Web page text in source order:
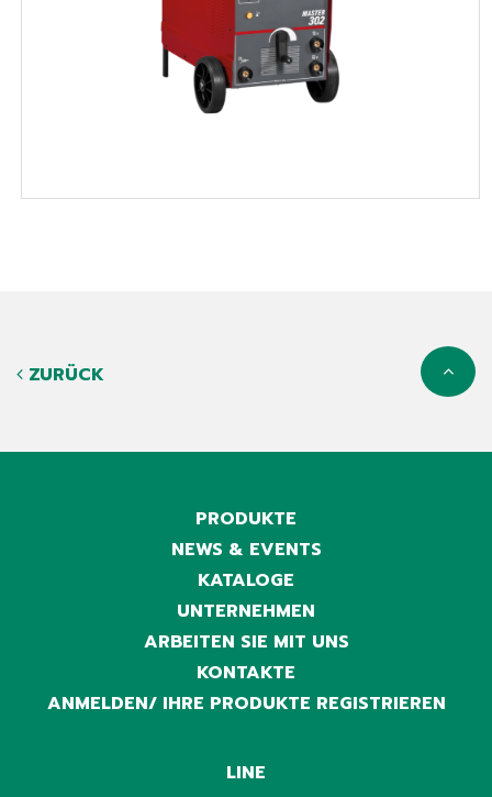
ZURÜCK
PRODUKTE
NEWS & EVENTS
KATALOGE
UNTERNEHMEN
ARBEITEN SIE MIT UNS
KONTAKTE
ANMELDEN/ IHRE PRODUKTE REGISTRIEREN
LINE